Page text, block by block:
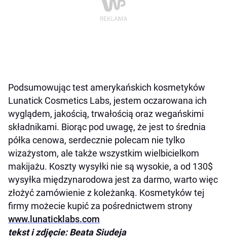
Podsumowując test amerykańskich kosmetyków
Lunatick Cosmetics Labs, jestem oczarowana ich
wyglądem, jakością, trwałością oraz wegańskimi
składnikami. Biorąc pod uwagę, że jest to średnia
półka cenowa, serdecznie polecam nie tylko
wizażystom, ale także wszystkim wielbicielkom
makijażu. Koszty wysyłki nie są wysokie, a od 130$
wysyłka międzynarodowa jest za darmo, warto więc
złożyć zamówienie z koleżanką. Kosmetyków tej
firmy możecie kupić za pośrednictwem strony
www.lunaticklabs.com
tekst i zdjęcie: Beata Siudeja